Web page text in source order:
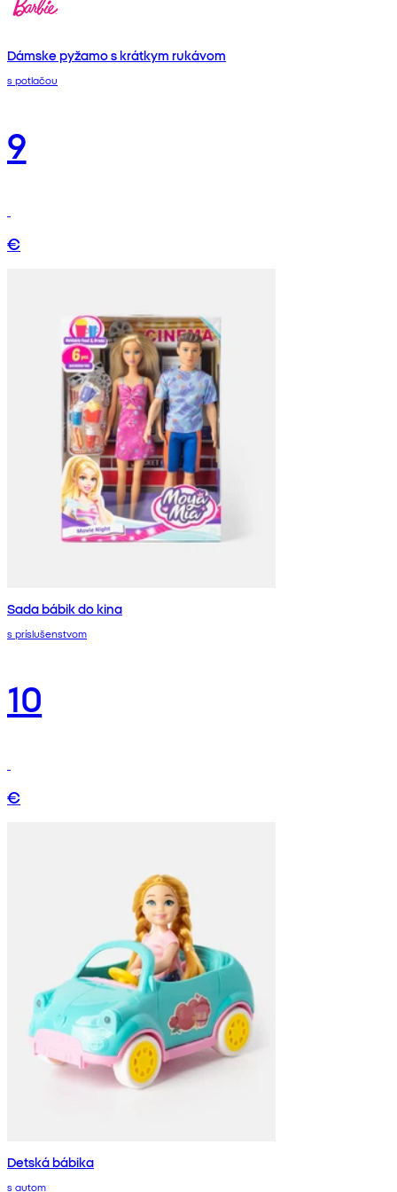
Dámske pyžamo s krátkym rukávom
s potlačou
9
€
Sada bábik do kina
s príslušenstvom
10
€
Detská bábika
s autom